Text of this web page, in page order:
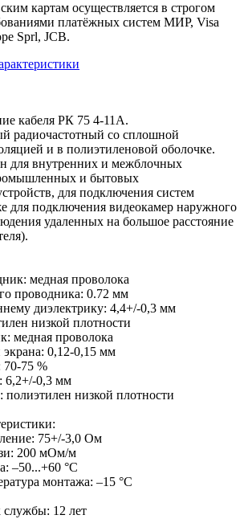
картам осуществляется в строгом
платёжных систем МИР, Visa
Sprl, JCB.
кабеля РК 75 4-11А.
радиочастотный со сплошной
и в полиэтиленовой оболочке.
для внутренних и межблочных
и бытовых
для подключения систем
для подключения видеокамер наружного
удаленных на большое расстояние
медная проволока
проводника: 0.72 мм
диэлектрику: 4,4+/-0,3 мм
низкой плотности
медная проволока
0,12-0,15 мм
70-75 %
6,2+/-0,3 мм
низкой плотности
75+/-3,0 Ом
200 мОм/м
–50...+60 °С
монтажа: –15 °С
12 лет